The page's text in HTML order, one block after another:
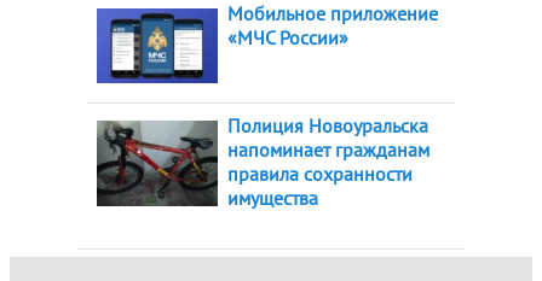
Мобильное приложение
«МЧС России»
Полиция Новоуральска
напоминает гражданам
правила сохранности
имущества